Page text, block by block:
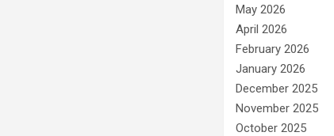
May 2026
April 2026
February 2026
January 2026
December 2025
November 2025
October 2025